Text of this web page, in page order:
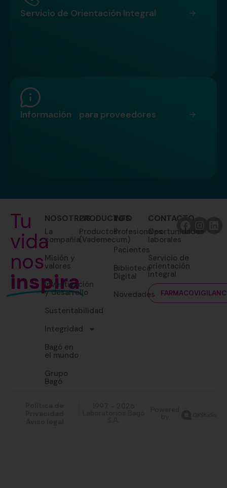
Servicio de Orientación Integral
Información para proveedores
Tu
vida
nos
inspira
NOSOTROS
La
compañía
Misión y
valores
Investigación
y desarrollo
Sustentabilidad
Integridad
Bagó en
el mundo
Grupo
Bagó
PRODUCTOS
Productos
(Vademecum)
INFO
Profesionales
Pacientes
Biblioteca
Digital
Novedades
CONTACTO
Oportunidades
laborales
Servicio de
orientación
integral